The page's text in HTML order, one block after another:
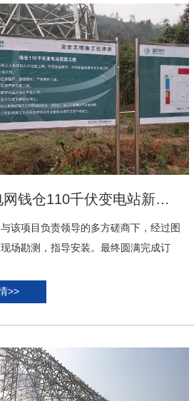
网钱仓110千伏变电站新…
该项目负责领导的多方磋商下，经过图
场勘测，指导安装。最终圆满完成订
>>